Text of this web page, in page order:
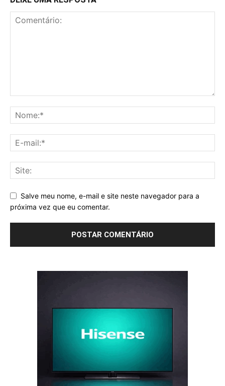
Salve meu nome, e-mail e site neste navegador para a
próxima vez que eu comentar.